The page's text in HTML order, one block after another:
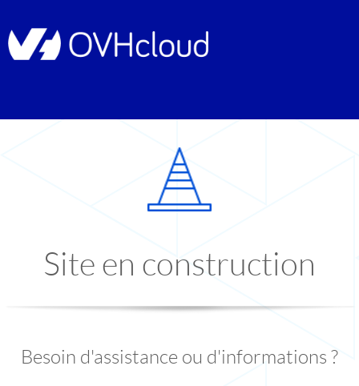
Site en construction
Besoin d'assistance ou d'informations ?